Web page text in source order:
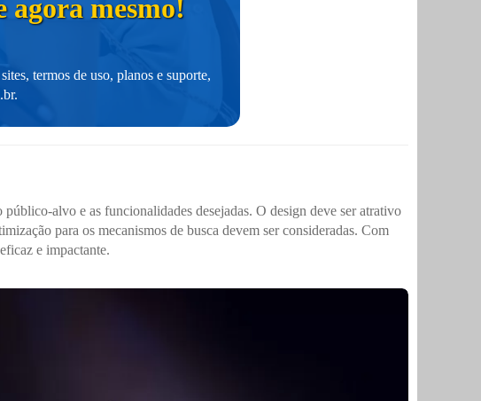
agora mesmo!
termos de uso, planos e suporte,
.
alvo e as funcionalidades desejadas. O design deve ser atrativo
para os mecanismos de busca devem ser consideradas. Com
e impactante.